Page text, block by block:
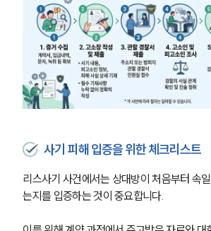
업무사례
형사 주요 업무사례
사례분석/최신동향
형사 법률정보
법률지식인
형사소송·상담후기
업무분야
형사그룹 업무
전체
사기 피해 입증을 위한 체크리스트
리스사기 사건에서는 상대방이 처음부터 속
는지를 입증하는 것이 중요합니다.